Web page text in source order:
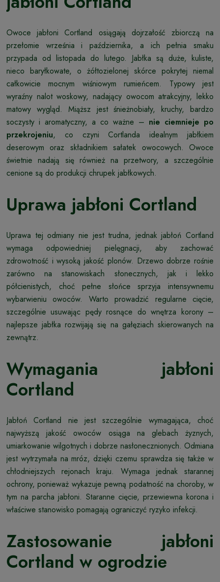
Owoce jabłoni Cortland osiągają dojrzałość zbiorczą na
przełomie września i października, a ich pełnia smaku
przypada od listopada do lutego. Jabłka są duże, kuliste,
nieco baryłkowate, o żółtozielonej skórce pokrytej niemal
całkowicie mocnym wiśniowym rumieńcem. Typowy jest
wyraźny nalot woskowy, nadający owocom atrakcyjny, lekko
matowy wygląd. Miąższ jest śnieżnobiały, kruchy, bardzo
soczysty i aromatyczny, a co ważne – nie ciemnieje po
przekrojeniu, co czyni Cortlanda idealnym jabłkiem
deserowym oraz składnikiem sałatek owocowych. Owoce
świetnie nadają się również na przetwory, a szczególnie
cenione są do produkcji chrupek jabłkowych.
Uprawa jabłoni Cortland
Uprawa tej odmiany nie jest trudna, jednak jabłoń Cortland
wymaga odpowiedniej pielęgnacji, aby zachować
zdrowotność i wysoką jakość plonów. Drzewo dobrze rośnie
zarówno na stanowiskach słonecznych, jak i lekko
półcienistych, choć pełne słońce sprzyja intensywnemu
wybarwieniu owoców. Warto prowadzić regularne cięcie,
szczególnie usuwając pędy rosnące do wnętrza korony –
najlepsze jabłka rozwijają się na gałęziach skierowanych na
zewnątrz.
Wymagania jabłoni
Cortland
Jabłoń Cortland nie jest szczególnie wymagająca, choć
najwyższą jakość owoców osiąga na glebach żyznych,
umiarkowanie wilgotnych i dobrze nasłonecznionych. Odmiana
jest wytrzymała na mróz, dzięki czemu sprawdza się także w
chłodniejszych rejonach kraju. Wymaga jednak starannej
ochrony, ponieważ wykazuje pewną podatność na choroby, w
tym na parcha jabłoni. Staranne cięcie, przewiewna korona i
właściwe stanowisko pomagają ograniczyć ryzyko infekcji.
Zastosowanie jabłoni
Cortland w ogrodzie